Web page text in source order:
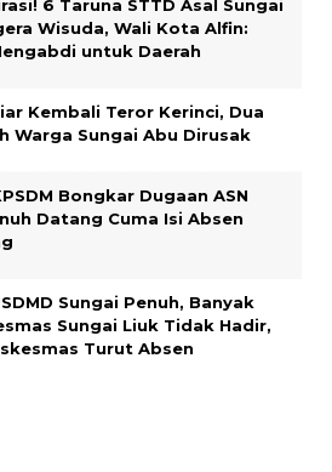
6 Taruna STTD Asal Sungai
Wisuda, Wali Kota Alfin:
untuk Daerah
Kembali Teror Kerinci, Dua
Warga Sungai Abu Dirusak
Bongkar Dugaan ASN
Datang Cuma Isi Absen
Sungai Penuh, Banyak
Sungai Liuk Tidak Hadir,
Turut Absen